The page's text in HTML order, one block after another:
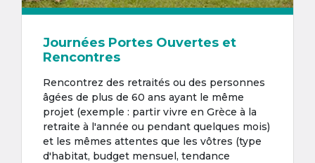
Journées Portes Ouvertes et
Rencontres
Rencontrez des retraités ou des personnes
âgées de plus de 60 ans ayant le même
projet (exemple : partir vivre en Grèce à la
retraite à l'année ou pendant quelques mois)
et les mêmes attentes que les vôtres (type
d'habitat, budget mensuel, tendance